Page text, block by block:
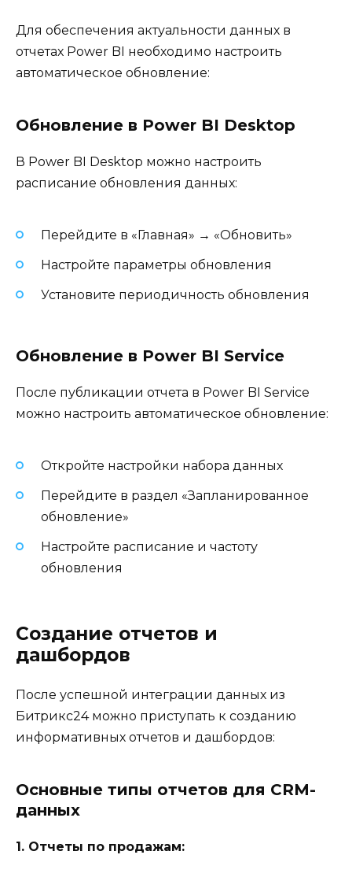
Для обеспечения актуальности данных в
отчетах Power BI необходимо настроить
автоматическое обновление:
Обновление в Power BI Desktop
В Power BI Desktop можно настроить
расписание обновления данных:
Перейдите в «Главная» → «Обновить»
Настройте параметры обновления
Установите периодичность обновления
Обновление в Power BI Service
После публикации отчета в Power BI Service
можно настроить автоматическое обновление:
Откройте настройки набора данных
Перейдите в раздел «Запланированное
обновление»
Настройте расписание и частоту
обновления
Создание отчетов и
дашбордов
После успешной интеграции данных из
Битрикс24 можно приступать к созданию
информативных отчетов и дашбордов:
Основные типы отчетов для CRM-
данных
1. Отчеты по продажам: